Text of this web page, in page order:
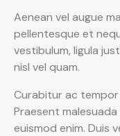
Aenean vel augue
pellentesque et
vestibulum, ligula
nisl vel quam.
Curabitur ac tempor
Praesent
euismod enim. Duis